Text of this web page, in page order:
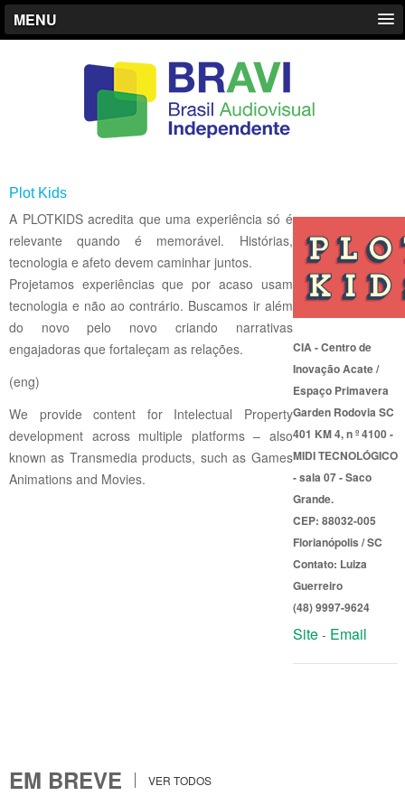
MENU
Plot Kids
A PLOTKIDS acredita que uma experiência só é
relevante quando é memorável. Histórias,
tecnologia e afeto devem caminhar juntos.
Projetamos experiências que por acaso usam
tecnologia e não ao contrário. Buscamos ir além
do novo pelo novo criando narrativas
engajadoras que fortaleçam as relações.
(eng)
We provide content for Intelectual Property
development across multiple platforms – also
known as Transmedia products, such as Games
Animations and Movies.
CIA - Centro de
Inovação Acate /
Espaço Primavera
Garden Rodovia SC
401 KM 4, n º 4100 -
MIDI TECNOLÓGICO
- sala 07 - Saco
Grande.
CEP: 88032-005
Florianópolis / SC
Contato: Luiza
Guerreiro
(48) 9997-9624
Site- Email
EM BREVE VER TODOS